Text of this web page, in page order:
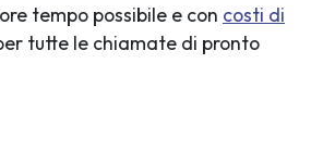
tempo possibile e con costi di
tutte le chiamate di pronto